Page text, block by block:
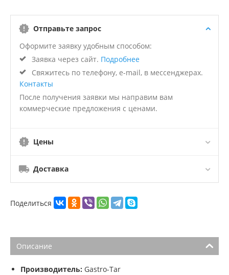
Отправьте запрос
Оформите заявку удобным способом:
Заявка через сайт. Подробнее
Свяжитесь по телефону, e-mail, в мессенджерах.
Контакты
После получения заявки мы направим вам
коммерческие предложения с ценами.
Цены
Доставка
Поделиться
Описание
Производитель: Gastro-Tar